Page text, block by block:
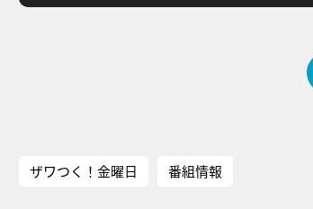
ザワつく！金曜日 番組情報